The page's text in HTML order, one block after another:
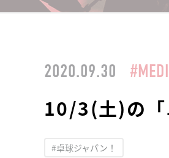
2020.09.30
10/3(土)の「
#卓球ジャパン！